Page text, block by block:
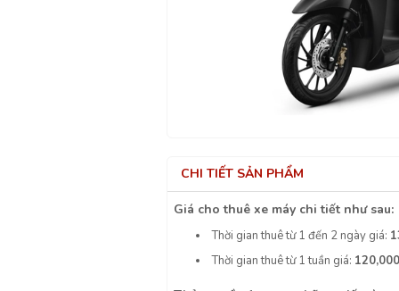
CHI TIẾT SẢN PHẨM
Giá cho thuê xe máy chi tiết như sau:
Thời gian thuê từ 1 đến 2 ngày giá:
Thời gian thuê từ 1 tuần giá: